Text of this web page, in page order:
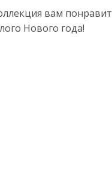
вам
Нового года!